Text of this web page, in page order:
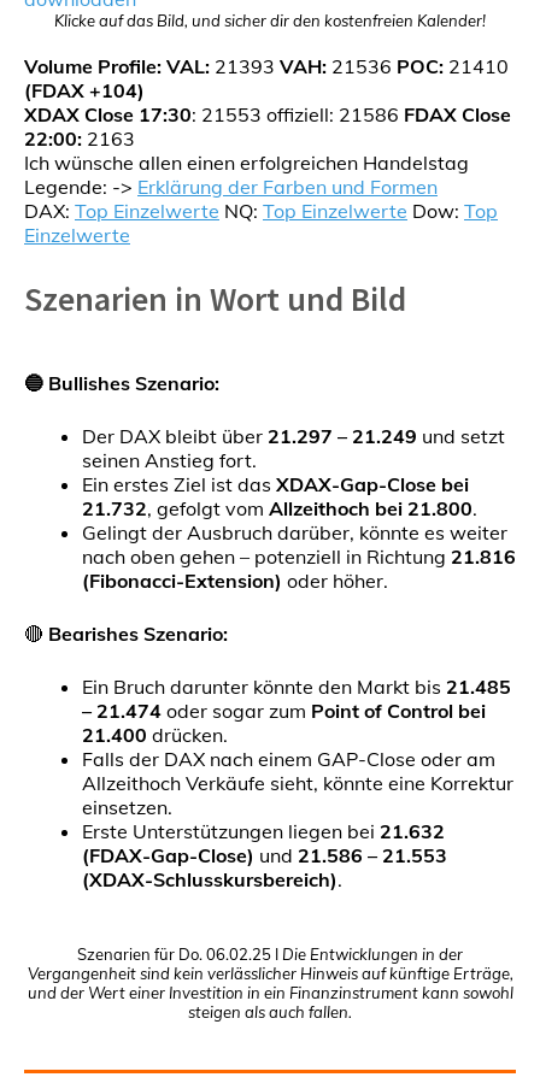
Klicke auf das Bild, und sicher dir den kostenfreien Kalender!
Volume Profile: VAL: 21393 VAH: 21536 POC: 21410
(FDAX +104)
XDAX Close 17:30: 21553 offiziell: 21586 FDAX Close
22:00: 2163
Ich wünsche allen einen erfolgreichen Handelstag
Legende: -> Erklärung der Farben und Formen
DAX: Top Einzelwerte NQ: Top Einzelwerte Dow: Top
Einzelwerte
Szenarien in Wort und Bild
🔵 Bullishes Szenario:
Der DAX bleibt über 21.297 – 21.249 und setzt
seinen Anstieg fort.
Ein erstes Ziel ist das XDAX-Gap-Close bei
21.732, gefolgt vom Allzeithoch bei 21.800.
Gelingt der Ausbruch darüber, könnte es weiter
nach oben gehen – potenziell in Richtung 21.816
(Fibonacci-Extension) oder höher.
🔴 Bearishes Szenario:
Ein Bruch darunter könnte den Markt bis 21.485
– 21.474 oder sogar zum Point of Control bei
21.400 drücken.
Falls der DAX nach einem GAP-Close oder am
Allzeithoch Verkäufe sieht, könnte eine Korrektur
einsetzen.
Erste Unterstützungen liegen bei 21.632
(FDAX-Gap-Close) und 21.586 – 21.553
(XDAX-Schlusskursbereich).
Szenarien für Do. 06.02.25 I Die Entwicklungen in der
Vergangenheit sind kein verlässlicher Hinweis auf künftige Erträge,
und der Wert einer Investition in ein Finanzinstrument kann sowohl
steigen als auch fallen.